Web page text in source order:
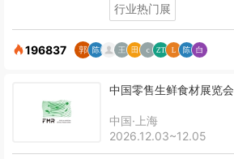
行业热门展
196837
中国零售生鲜食材展览会
中国·上海
2026.12.03~12.05